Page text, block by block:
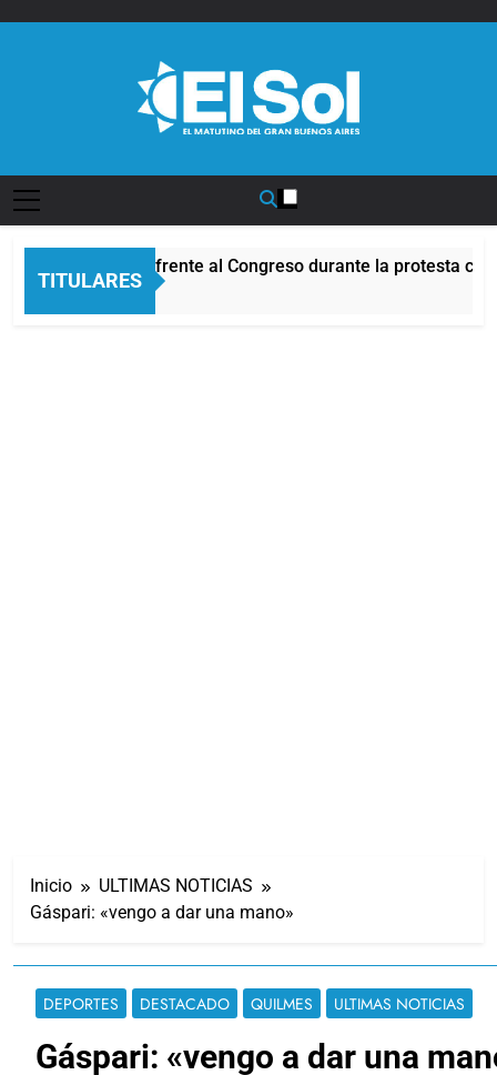
TITULARES
Incidentes frente al Congreso durante la protesta
2 Horas Atrás
Inicio
ULTIMAS NOTICIAS
Gáspari: «vengo a dar una mano»
DEPORTES DESTACADO QUILMES ULTIMAS NOTICIAS
Gáspari: «vengo a dar una